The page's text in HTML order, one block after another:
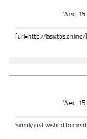
Wed, 15
[url=http://
Wed, 15
Simply just wished to